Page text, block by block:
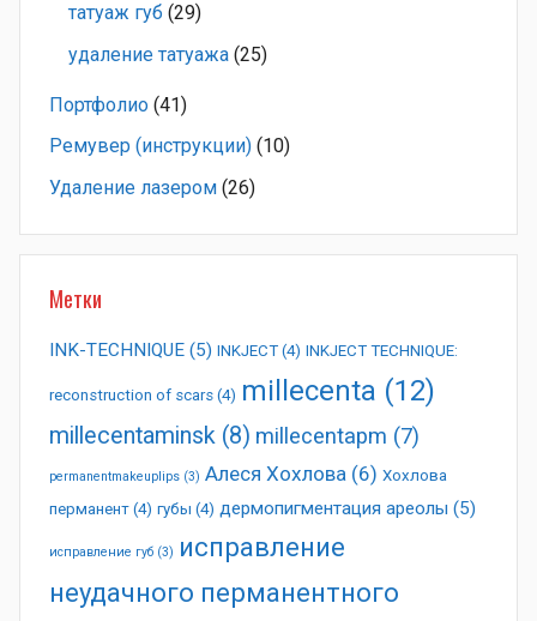
татуаж губ (29)
удаление татуажа (25)
Портфолио (41)
Ремувер (инструкции) (10)
Удаление лазером (26)
Метки
INK-TECHNIQUE (5) INKJECT (4) INKJECT TECHNIQUE:
reconstruction of scars (4) millecenta (12)
millecentaminsk (8) millecentapm (7)
permanentmakeuplips (3) Алеся Хохлова (6) Хохлова
перманент (4) губы (4) дермопигментация ареолы (5)
исправление губ (3) исправление
неудачного перманентного